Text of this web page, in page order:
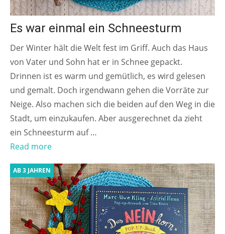
Es war einmal ein Schneesturm
Der Winter hält die Welt fest im Griff. Auch das Haus
von Vater und Sohn hat er in Schnee gepackt.
Drinnen ist es warm und gemütlich, es wird gelesen
und gemalt. Doch irgendwann gehen die Vorräte zur
Neige. Also machen sich die beiden auf den Weg in die
Stadt, um einzukaufen. Aber ausgerechnet da zieht
ein Schneesturm auf …
Read more
AB 3 JAHREN